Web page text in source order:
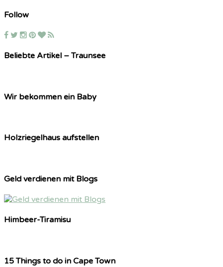
Follow
Beliebte Artikel – Traunsee
Wir bekommen ein Baby
Holzriegelhaus aufstellen
Geld verdienen mit Blogs
Himbeer-Tiramisu
15 Things to do in Cape Town